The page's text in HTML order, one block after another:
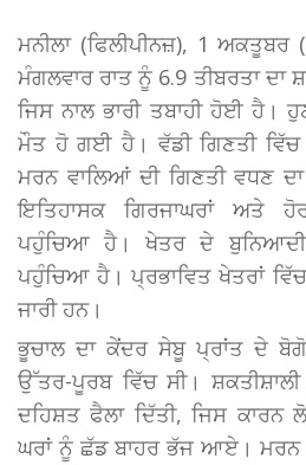
ਮਨੀਲਾ (ਫਿਲੀਪੀਨਜ਼), 1 ਅਕਤੂਬਰ
ਮੰਗਲਵਾਰ ਰਾਤ ਨੂੰ 6.9 ਤੀਬਰਤਾ
ਜਿਸ ਨਾਲ ਭਾਰੀ ਤਬਾਹੀ ਹੋਈ ਹੈ।
ਮੌਤ ਹੋ ਗਈ ਹੈ। ਵੱਡੀ ਗਿਣਤੀ
ਮਰਨ ਵਾਲਿਆਂ ਦੀ ਗਿਣਤੀ ਵਧਣ
ਇਤਿਹਾਸਕ ਗਿਰਜਾਘਰਾਂ ਅਤੇ
ਪਹੁੰਚਿਆ ਹੈ। ਖੇਤਰ ਦੇ ਬੁਨਿਆਦੀ
ਪਹੁੰਚਿਆ ਹੈ। ਪ੍ਰਭਾਵਿਤ ਖੇਤਰਾਂ
ਜਾਰੀ ਹਨ।
ਭੂਚਾਲ ਦਾ ਕੇਂਦਰ ਸੇਬੂ ਪ੍ਰਾਂਤ ਦੇ
ਉੱਤਰ-ਪੂਰਬ ਵਿੱਚ ਸੀ।
ਦਹਿਸ਼ਤ ਫੈਲਾ ਦਿੱਤੀ, ਜਿਸ
ਘਰਾਂ ਨੂੰ ਛੱਡ ਬਾਹਰ ਭੱਜ ਆਏ। ਮਰਨ